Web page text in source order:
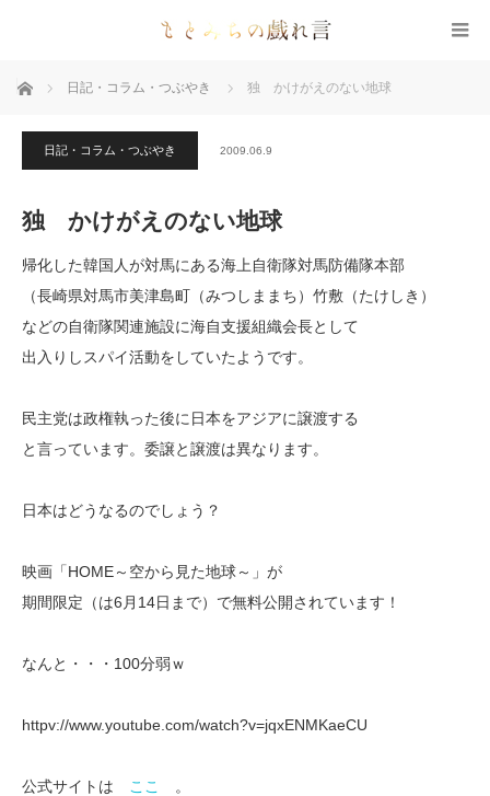
ホーム 日記・コラム・つぶやき 独 かけがえのない地球
日記・コラム・つぶやき 2009.06.9
独 かけがえのない地球
帰化した韓国人が対馬にある海上自衛隊対馬防備隊本部
（長崎県対馬市美津島町（みつしままち）竹敷（たけしき）
などの自衛隊関連施設に海自支援組織会長として
出入りしスパイ活動をしていたようです。
民主党は政権執った後に日本をアジアに譲渡する
と言っています。委譲と譲渡は異なります。
日本はどうなるのでしょう？
映画「HOME～空から見た地球～」が
期間限定（は6月14日まで）で無料公開されています！
なんと・・・100分弱ｗ
httpv://www.youtube.com/watch?v=jqxENMKaeCU
公式サイトは ここ 。